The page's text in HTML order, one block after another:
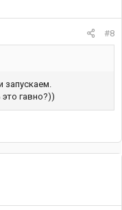
#8
гавно?))